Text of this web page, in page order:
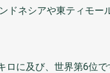
ドネシアや東ティモー
ロに 及 び、 世界第6位で